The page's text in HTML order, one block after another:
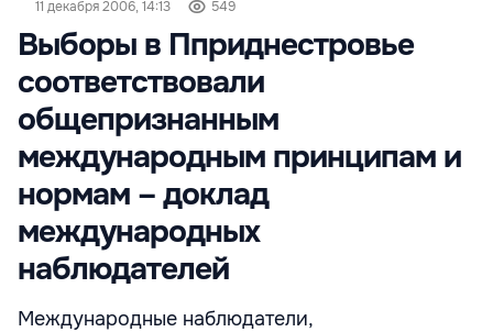
11 декабря 2006, 14:13 549
Выборы в Пприднестровье
соответствовали
общепризнанным
международным принципам и
нормам – доклад
международных
наблюдателей
Международные наблюдатели,